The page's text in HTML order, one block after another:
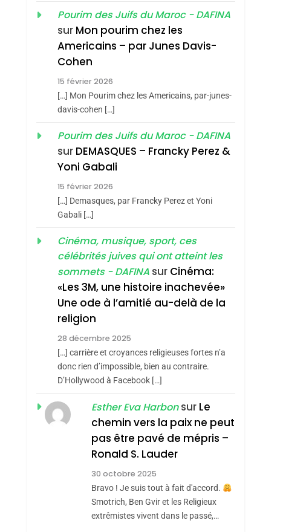
De Tadla Azilal
Consacrés Produits
Du Terroir
DAFINA MAROC
Oeil Ravageur –
2
Dis Guerre»: La
Nouvelle Chanson De
Boy George
ISRAÉL JUDAISME
Accords D’Isaac:
L’alliance Pourrait
S’étendre À 13 Pays
D’Amérique Latine
ISRAÉL JUDAISME
5
Meurtrière Selon Le
Rapport D’ADL
Contre
L’antisémitisme
FRANCE ISRAÉL
FIÈRE, DIGNE ET
RÉSILIENTE :
POURQUOI JE
REVENDIQUE MA
JUDAÏTE Par Thérèse
Zrihen-Dvir
ISRAÉL JUDAISME
CE QUI NOUS
MANQUE – Jacques
Hadida
JUDAISME
Maroc : Les Amandes
Pourim des Juifs du Maroc - DAFINA
sur Mon pourim chez les
Americains – par Junes Davis-
Cohen
15 février 2026
[…] Mon Pourim chez les Americains, par-junes-
davis-cohen […]
Pourim des Juifs du Maroc - DAFINA
sur DEMASQUES – Francky Perez &
Yoni Gabali
15 février 2026
[…] Demasques, par Francky Perez et Yoni
Gabali […]
Cinéma, musique, sport, ces
célébrités juives qui ont atteint les
sommets - DAFINA sur Cinéma:
«Les 3M, une histoire inachevée»
Une ode à l’amitié au-delà de la
religion
28 décembre 2025
[…] carrière et croyances religieuses fortes n’a
donc rien d’impossible, bien au contraire.
D’Hollywood à Facebook […]
Esther Eva Harbonsur Le
chemin vers la paix ne peut
pas être pavé de mépris –
Ronald S. Lauder
30 octobre 2025
Bravo ! Je suis tout à fait d'accord.
Smotrich, Ben Gvir et les Religieux
extrêmistes vivent dans le passé,…